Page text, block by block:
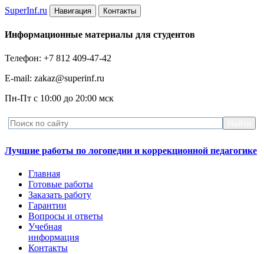
SuperInf.ru Навигация Контакты
Информационные материалы для студентов
Телефон: +7 812 409-47-42
E-mail: zakaz@superinf.ru
Пн-Пт с 10:00 до 20:00 мск
Лучшие работы по логопедии и коррекционной педагогике
Главная
Готовые работы
Заказать работу
Гарантии
Вопросы и ответы
Учебная
информация
Контакты